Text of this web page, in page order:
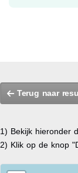
Terug naar
1) Bekijk hieronder
2) Klik op de knop